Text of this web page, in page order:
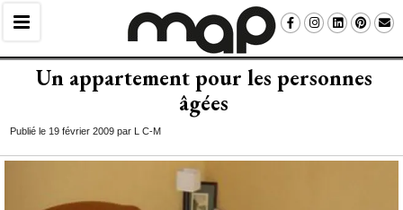
Un appartement pour les personnes
âgées
Publié le 19 février 2009 par L C-M